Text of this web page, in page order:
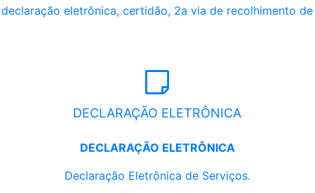
eletrônica, certidão, 2a via de recolhimento de
DECLARAÇÃO ELETRÔNICA
DECLARAÇÃO ELETRÔNICA
Declaração Eletrônica de Serviços.